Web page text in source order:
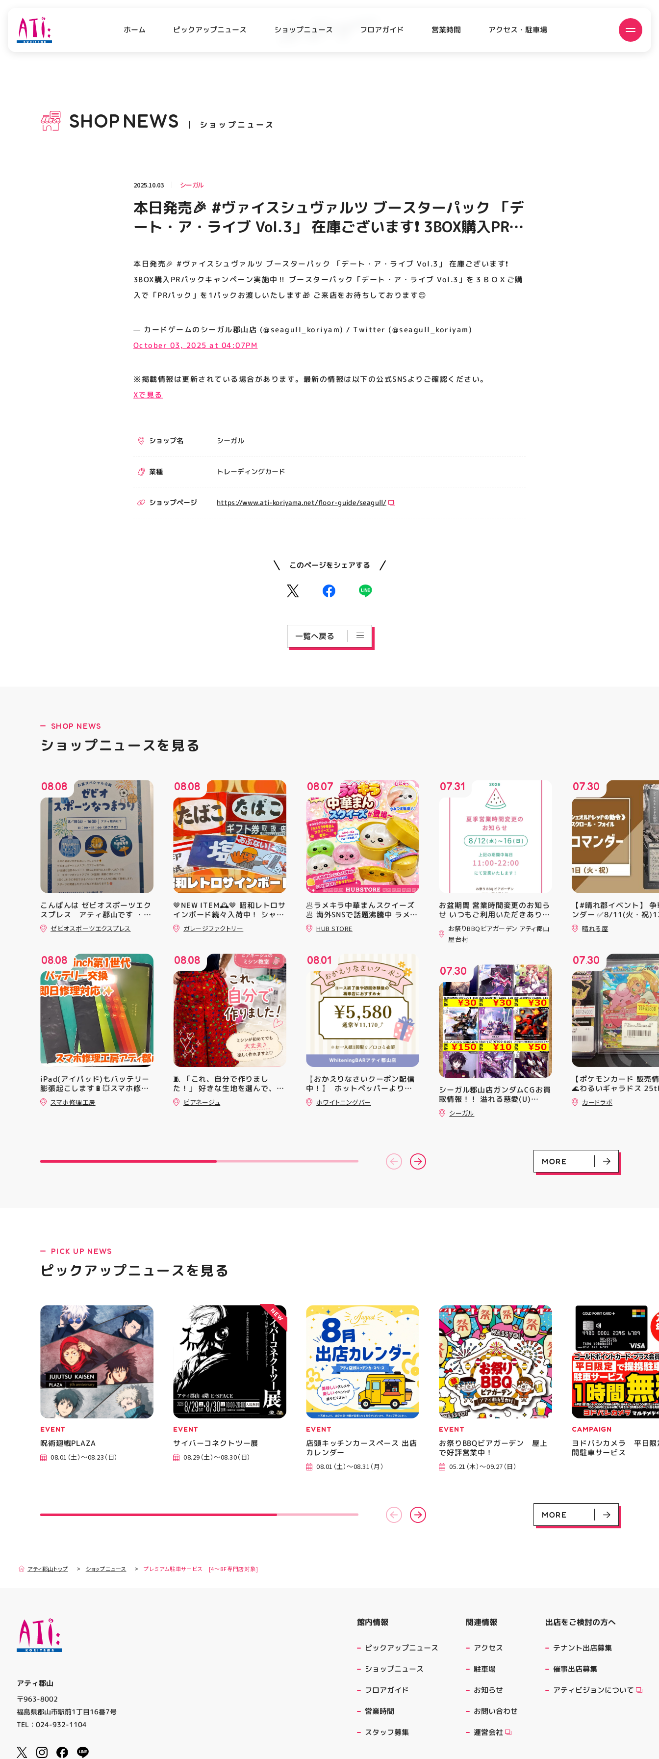
ホーム ピックアップニュース ショップニュース フロアガイド 営業時間 アクセス・駐車場
テナント出店募集
催事出店募集 EVENT
呪術廻戦PLAZA
EVENT
サイバーコネクトツー展
EVENT
店頭キッチンカースペース 出店
カレンダー
EVENT
お祭りBBQビアガーデン 屋上
で好評営業中！
CAMPAIGN
ヨドバシカメラ 平日限定1時
間駐車サービス
CAMPAIGN
プレミアム駐車サービス [4～
8F専門店対象]
SHOP NEWS ショップニュース
2025.10.03 シーガル
本日発売🎉 #ヴァイスシュヴァルツ ブースターパック 「デ
ート・ア・ライブ Vol.3」 在庫ございます❗️ 3BOX購入PRパ
ア・ライブ Vol.3」を３ＢＯＸご購入で「PRパック」を1パ
ックお渡しいたします🎁 ご来店をお待ちしております😊
本日発売🎉 #ヴァイスシュヴァルツ ブースターパック 「デート・ア・ライブ Vol.3」 在庫ございます❗️
3BOX購入PRパックキャンペーン実施中‼️ ブースターパック「デート・ア・ライブ Vol.3」を３ＢＯＸご購
入で「PRパック」を1パックお渡しいたします🎁 ご来店をお待ちしております😊
— カードゲームのシーガル郡山店 (@seagull_koriyam) / Twitter (@seagull_koriyam)
October 03, 2025 at 04:07PM
※掲載情報は更新されている場合があります。最新の情報は以下の公式SNSよりご確認ください。
Xで見る
ショップ名 シーガル
業種 トレーディングカード
ショップページ https://www.ati-koriyama.net/floor-guide/seagull/
このページをシェアする
一覧へ戻る
SHOP NEWS
ショップニュースを見る
08.08
こんばんは ゼビオスポーツエク
スプレス アティ郡山です ・
本日は 「ゼビオスポーツなつま
つり」開催のお知らせです
２日間 ★アティ館内にて
☆11:00〜17:00(予定)でイベ
ントを行います！ ・ アティ入
り口横にて冷たいゼリーや瓶ジ
ュース、熱中症対策グッズの販
売🧊 また、5F店舗の当日のレシ
ート(税込2000円以上お買い上
げ)１枚＋スポーツポイントアプ
リ(本登録)画面ご提示していた
だくと１回くじ引きに参加する
ことができます️ スポーツに関連
したグッズなどが当たりますの
でぜひご参加ください️ ・ 熱い
夏を盛り上げていきます️ スポー
ツナビゲーター一同当お待ちし
ております✧⁠◝⁠(⁠⁰⁠▿⁠⁰⁠)⁠◜⁠✧ #ゼビオ
#アティ郡山
ゼビオスポーツエクスプレス
08.08
iPad(アイパッド)もバッテリー
膨張起こします🔋💥スマホ修理
工房アティ郡山店ならデータそ
のまま修理できます😊
スマホ修理工房
08.08
🤎NEW ITEM🕰️🤎 昭和レトロサ
インボード続々入荷中！ シャレ
オツでナウイ すべてA4サイズ
なのでインテリアにも 取り入れ
アティ郡山 #福島県 #郡山駅前
#郡山市
ガレージファクトリー
08.08
🧵 「これ、自分で作りまし
た！」 好きな生地を選んで、ミ
シンで少しずつ形にしていく時
間 完成した時の嬉しさは格別で
大歓迎です お洋服・バッグ・小
を横にスワイプして、完成まで
の様子も見てね #ピアネージュ
手作り 洋裁 ソーイング 郡山市
郡山 福島県 手作りのある暮ら
ピアネージュ
08.07
🥟ラメキラ中華まんスクイーズ
🥟 海外SNSで話題沸騰中 ラメキ
ラ中華まんスクイーズが新登
場！ キラキラグリッター素材が
らない…！ せいろ型ケースに入
っていて どの色の子が出るかは
開けてからのお楽しみ #ラメキ
ラ中華まん #スクイーズ #中華
まんグッズ #海外トレンド #む
にゅむにゅ シル活 新商品入荷
HUBSTORE
HUB STORE
08.01
〖おかえりなさいクーポン配信
中！〗 ⁡ ホットペッパーより通
常￥11,170······▸ ￥5️⃣,5️⃣8️⃣0️⃣
のお得なクーポン配信中です★ ⁡
ご予約、ご来店お待ちしており
ます️ #ホワイトニンク #ホワイ
ホワイトニングバー
07.31
お盆期間 営業時間変更のお知ら
せ いつもご利用いただきありが
とうございます！ 8月12日
(水)〜8月16日(日) は、 営業時
間を変更して営業いたします
みいただけます ご家族とのお食
事やご友人との集まり、夏休み
のお出かけにもぴったり！ 屋台
グルメとBBQを一緒に楽しめる
「お祭りBBQビアガーデン」
で、夏の思い出を作りません
か？ 皆さまのご来店をスタッフ
一同、心よりお待ちしておりま
す お祭りBBQビアガーデン ア
ティ郡山屋台村
━━━━━━━━━━━━━━
━ ご予約・詳細はプロフィール
━━━━━━━━━━━━━━
━ #アティ郡山 #郡山 #郡山グ
ルメ #郡山BBQ #ビアガーデン
#お祭りBBQ #屋台グルメ #手
おでかけ #夏の思い出 #BBQ
お祭りBBQビアガーデン アティ郡山
屋台村
07.30
シーガル郡山店ガンダムCGお買
取情報！！ 溢れる慈愛(U)
(GD01-118) ￥30 覚悟の表れ
(U)(GD01-100) ￥30 ﾌﾗｯﾄ(ﾐﾘ
シーガル
07.30
【#晴れ郡イベント】
ンダー ✅8/11(火・祝
⚔️イベント構成⚔️ スイス
+決勝ラウンド 🏆賞品
レッドの勅令》シルバ
ール・Foil×1枚 2-4位：
2,000pt 5-8位：
加お待ちしております！
晴れる屋
07.30
【ポケモンカード 販売
🌊わるいギャラドス
ーリエのピッピex 🔮ミ
vmax UR 入荷いたしま
カードラボ
MORE
PICK UP NEWS
ピックアップニュースを見る
EVENT
呪術廻戦PLAZA
08.01（土）～08.23（日）
EVENT
サイバーコネクトツー展
08.29（土）～08.30（日）
NEW
EVENT
店頭キッチンカースペース 出店
カレンダー
08.01（土）～08.31（月）
EVENT
お祭りBBQビアガーデン 屋上
で好評営業中！
05.21（木）～09.27（日）
CAMPAIGN
ヨドバシカメラ 平日限
間駐車サービス
MORE
アティ郡山トップ ショップニュース プレミアム駐車サービス [4～8F専門店対象]
アティ郡山
〒963-8002
福島県郡山市駅前1丁目16番7号
TEL：024-932-1104
館内情報
ピックアップニュース
ショップニュース
フロアガイド
営業時間
スタッフ募集
関連情報
アクセス
駐車場
お知らせ
お問い合わせ
運営会社
出店をご検討の方へ
テナント出店募集
催事出店募集
アティビジョンについて